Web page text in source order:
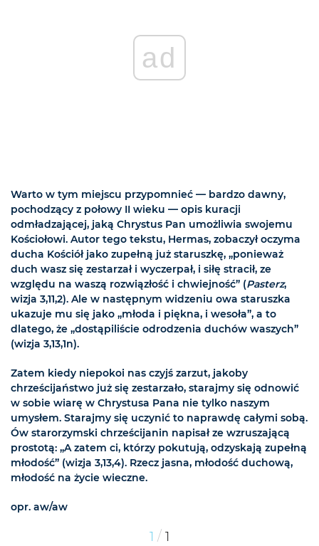
ad
Warto w tym miejscu przypomnieć — bardzo dawny,
pochodzący z połowy II wieku — opis kuracji
odmładzającej, jaką Chrystus Pan umożliwia swojemu
Kościołowi. Autor tego tekstu, Hermas, zobaczył oczyma
ducha Kościół jako zupełną już staruszkę, „ponieważ
duch wasz się zestarzał i wyczerpał, i siłę stracił, ze
względu na waszą rozwiązłość i chwiejność” (Pasterz,
wizja 3,11,2). Ale w następnym widzeniu owa staruszka
ukazuje mu się jako „młoda i piękna, i wesoła”, a to
dlatego, że „dostąpiliście odrodzenia duchów waszych”
(wizja 3,13,1n).
Zatem kiedy niepokoi nas czyjś zarzut, jakoby
chrześcijaństwo już się zestarzało, starajmy się odnowić
w sobie wiarę w Chrystusa Pana nie tylko naszym
umysłem. Starajmy się uczynić to naprawdę całymi sobą.
Ów starorzymski chrześcijanin napisał ze wzruszającą
prostotą: „A zatem ci, którzy pokutują, odzyskają zupełną
młodość” (wizja 3,13,4). Rzecz jasna, młodość duchową,
młodość na życie wieczne.
opr. aw/aw
1 / 1